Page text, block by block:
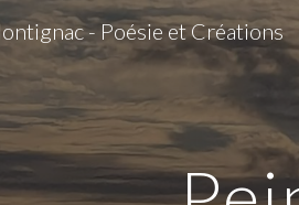
- Poésie et Créations